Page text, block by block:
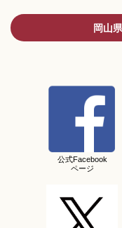
岡山
公式Facebook
ページ